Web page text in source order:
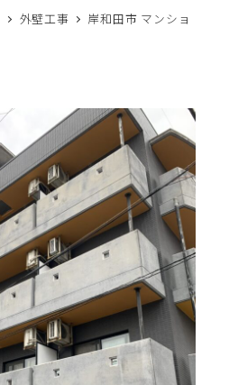
外壁工事
岸和田市 マンショ